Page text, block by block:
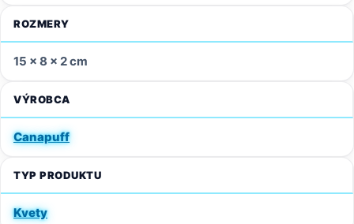
ROZMERY
15 × 8 × 2 cm
VÝROBCA
Canapuff
TYP PRODUKTU
Kvety